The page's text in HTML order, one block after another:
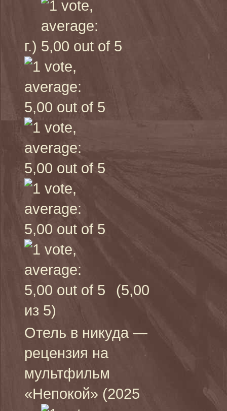
г.)
(5,00
из 5)
Отель в никуда —
рецензия на
мультфильм
«Непокой» (2025